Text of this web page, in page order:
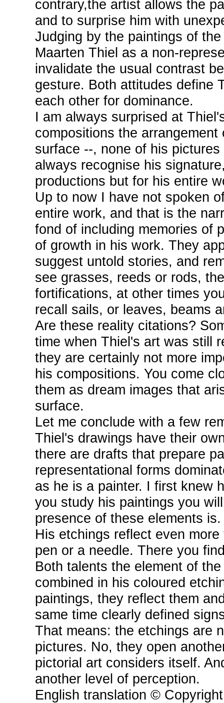
contrary,the artist allows the
and to surprise him with
Judging by the paintings of
Maarten Thiel as a non-
invalidate the usual contrast
gesture. Both attitudes define
each other for dominance.
I am always surprised at
compositions the
surface --, none of his
always recognise his
productions but for his entire
Up to now I have not spoken
entire work, and that is the
fond of including memories of
of growth in his work. They
suggest untold stories, and
see grasses, reeds or rods,
fortifications, at other times
recall sails, or leaves, beams
Are these reality citations?
time when Thiel's art was still
they are certainly not more
his compositions. You come
them as dream images that
surface.
Let me conclude with a few
Thiel's drawings have their
there are drafts that prepare
representational forms
as he is a painter. I first knew
you study his paintings you
presence of these elements is.
His etchings reflect even
pen or a needle. There you
Both talents the element of
combined in his coloured
paintings, they reflect them
same time clearly defined
That means: the etchings are
pictures. No, they open
pictorial art considers itself.
another level of perception.
English translation ©